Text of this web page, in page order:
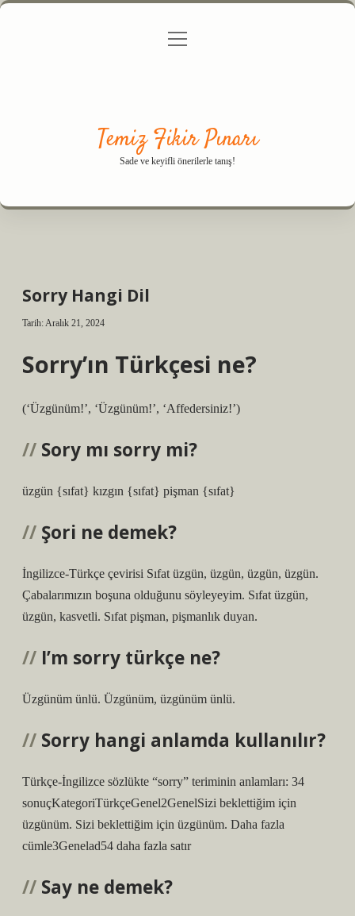
Gizlilik Politikası
menüyü
Temiz Fikir Pınarı
Sade ve keyifli önerilerle tanış!
Sorry Hangi Dil
Tarih: Aralık 21, 2024
Sorry’ın Türkçesi ne?
(‘Üzgünüm!’, ‘Üzgünüm!’, ‘Affedersiniz!’)
Sory mı sorry mi?
üzgün {sıfat} kızgın {sıfat} pişman {sıfat}
Şori ne demek?
İngilizce-Türkçe çevirisi Sıfat üzgün, üzgün, üzgün, üzgün.
Çabalarımızın boşuna olduğunu söyleyeyim. Sıfat üzgün,
üzgün, kasvetli. Sıfat pişman, pişmanlık duyan.
I’m sorry türkçe ne?
Üzgünüm ünlü. Üzgünüm, üzgünüm ünlü.
Sorry hangi anlamda kullanılır?
Türkçe-İngilizce sözlükte “sorry” teriminin anlamları: 34
sonuçKategoriTürkçeGenel2GenelSizi beklettiğim için
üzgünüm. Sizi beklettiğim için üzgünüm. Daha fazla
cümle3Genelad54 daha fazla satır
Say ne demek?